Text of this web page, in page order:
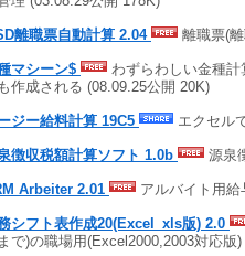
離職票自動計算 2.04 離職票(
マシーン$
わずらわしい金種
作成される (08.09.25公開 20K)
ジー給料計算 19C5 エクセル
徴収税額計算ソフト 1.0b 源泉
Arbeiter 2.01 アルバイト用
シフト表作成20(Excel_xls版) 2.0
で)の職場用(Excel2000,2003対応版